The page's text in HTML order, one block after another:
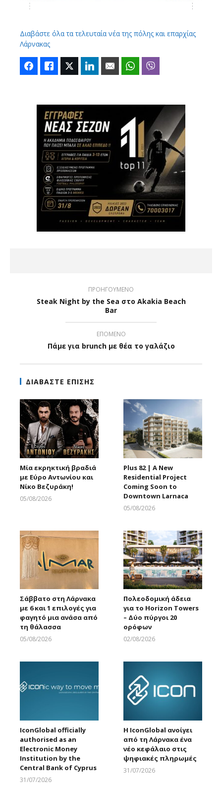
Διαβάστε όλα τα τελευταία νέα της πόλης και επαρχίας
Λάρνακας
FacebookLike Twitter LinkedIn Email WhatsApp
ΠΡΟΗΓΟΥΜΕΝΟ
Steak Night by the Sea στο Akakia Beach
Bar
ΕΠΟΜΕΝΟ
Πάμε για brunch με θέα το γαλάζιο
ΔΙΑΒΑΣΤΕ ΕΠΙΣΗΣ
Μία εκρηκτική βραδιά
με Εύρο Αντωνίου και
Νίκο Βεζυράκη!
05/08/2026
Plus 82 | A New
Residential Project
Coming Soon to
Downtown Larnaca
05/08/2026
Σάββατο στη Λάρνακα
με 6 και 1 επιλογές για
φαγητό μια ανάσα από
τη θάλασσα
05/08/2026
Πολεοδομική άδεια
για το Horizon Towers
– Δύο πύργοι 20
ορόφων
02/08/2026
IconGlobal officially
authorised as an
Electronic Money
Institution by the
Central Bank of Cyprus
31/07/2026
Η IconGlobal ανοίγει
από τη Λάρνακα ένα
νέο κεφάλαιο στις
ψηφιακές πληρωμές
31/07/2026